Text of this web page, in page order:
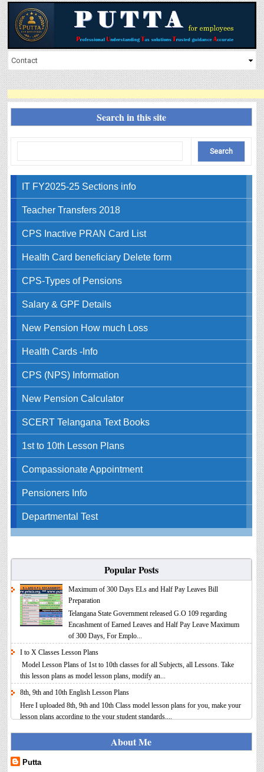
Search in this site
IT FY2025-25 Sections info
Teacher Transfers 2018
CPS Inactive PRAN Card List
Health Card beneficiary Delete form
CPS-Types of Pensions
Salary & GPF Details
New Pension How much Loss
Health Cards -Info
CPS (NPS) Information
New Pension Calculator
SCERT Telangana Text Books
1st to 10th Lesson Plans
Compassionate Appointment
Pensioners Info
Departmental Test
Popular Posts
Maximum of 300 Days ELs and Half Pay Leaves Bill
Preparation
Telangana State Government released G.O 109 regarding
Encashment of Earned Leaves and Half Pay Leave Maximum
of 300 Days, For Emplo...
I to X Classes Lesson Plans
Model Lesson Plans of 1st to 10th classes for all Subjects, all Lessons. Take
this lesson plans as model lesson plans, modify an...
8th, 9th and 10th English Lesson Plans
Here I uploaded 8th, 9th and 10th Class model lesson plans for you, make your
lesson plans according to the your student standards....
IT FY 2025-26 AY 2026-27 Calculator Full Version
Income Tax Calculator Full Version 1.2 for the FY 2025-26
About Me
Putta